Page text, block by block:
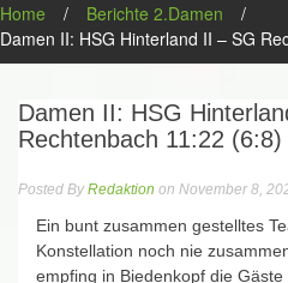
Home / Berichte 2.Damen
/
Damen II: HSG Hinterland II – SG
Damen II: HSG
Rechtenbach 11:22 (6:8)
Posted ByRedaktion on November 8,
Ein bunt zusammen gestelltes
Konstellation noch nie
empfing in Biedenkopf die